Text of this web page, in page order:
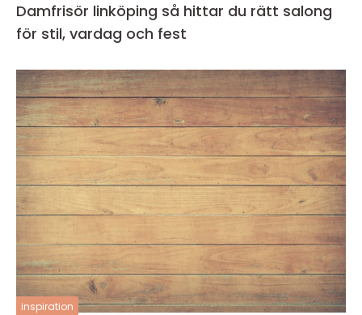
Damfrisör linköping så hittar du rätt salong
för stil, vardag och fest
inspiration